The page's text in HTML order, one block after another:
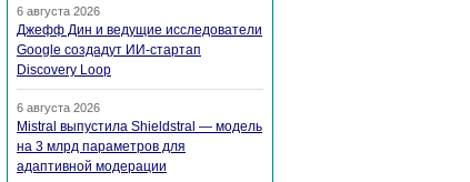
6 августа 2026
Джефф Дин и ведущие исследователи
Google создадут ИИ-стартап
Discovery Loop
6 августа 2026
Mistral выпустила Shieldstral — модель
на 3 млрд параметров для
адаптивной модерации